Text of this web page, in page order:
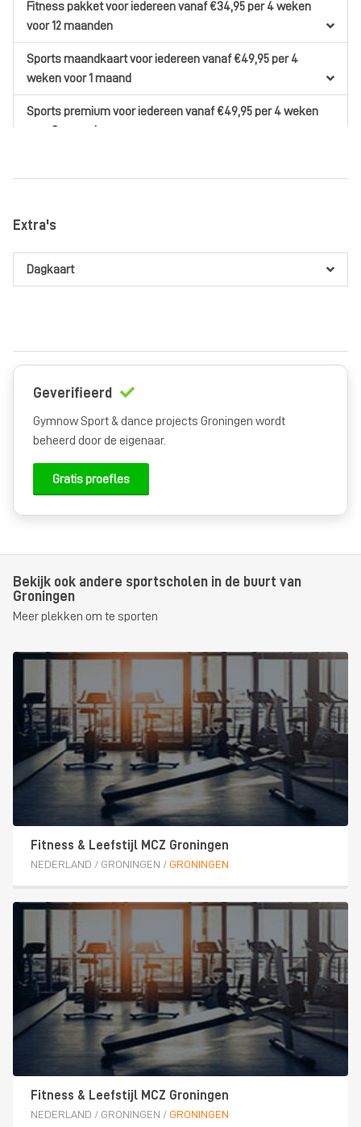
Fitness pakketvoor iedereenvanaf €34,95per 4 weken
voor 12 maanden
Sports maandkaartvoor iedereenvanaf €49,95per 4
wekenvoor 1 maand
Sports premiumvoor iedereenvanaf €49,95per 4 weken
voor 3 maanden
voor 12 maanden
Youngster Fitness
voor iedereen
Extra's
Dagkaart
Geverifieerd
Gymnow Sport & dance projects Groningen wordt
beheerd door de eigenaar.
Gratis proefles
Bekijk ook andere sportscholen in de buurt van
Groningen
Meer plekken om te sporten
Fitness & Leefstijl MCZ Groningen
NEDERLAND / GRONINGEN / GRONINGEN
Fitness & Leefstijl MCZ Groningen
NEDERLAND / GRONINGEN / GRONINGEN